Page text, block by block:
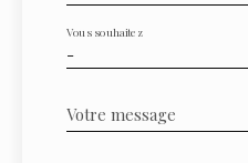
-
Vous souhaitez
Votre message